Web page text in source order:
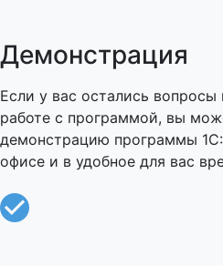
Демонстрация
Если у вас остались
работе с программой, вы
демонстрацию программы
офисе и в удобное для вас